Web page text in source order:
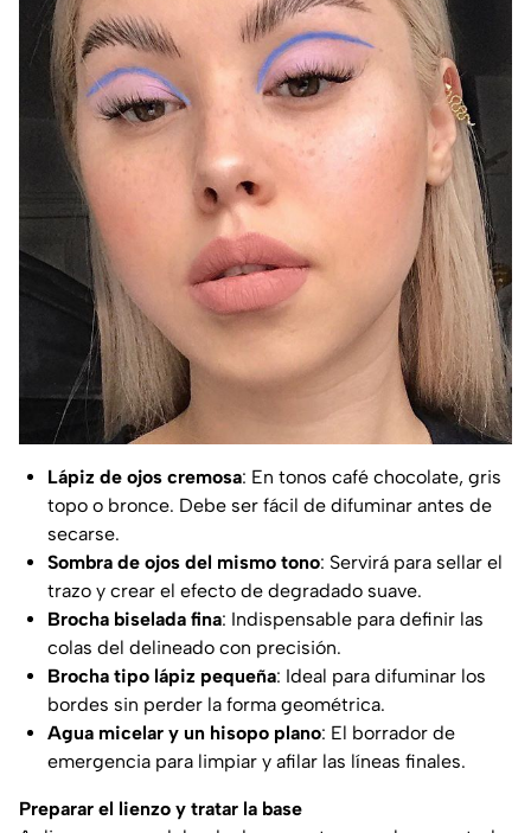
Lápiz de ojos cremosa: En tonos café chocolate, gris
topo o bronce. Debe ser fácil de difuminar antes de
secarse.
Sombra de ojos del mismo tono: Servirá para sellar el
trazo y crear el efecto de degradado suave.
Brocha biselada fina: Indispensable para definir las
colas del delineado con precisión.
Brocha tipo lápiz pequeña: Ideal para difuminar los
bordes sin perder la forma geométrica.
Agua micelar y un hisopo plano: El borrador de
emergencia para limpiar y afilar las líneas finales.
Preparar el lienzo y tratar la base